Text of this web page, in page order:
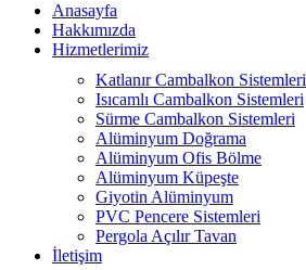
Anasayfa
Hakkımızda
Hizmetlerimiz
Katlanır Cambalkon Sistemleri
Isıcamlı Cambalkon Sistemleri
Sürme Cambalkon Sistemleri
Alüminyum Doğrama
Alüminyum Ofis Bölme
Alüminyum Küpeşte
Giyotin Alüminyum
PVC Pencere Sistemleri
Pergola Açılır Tavan
İletişim